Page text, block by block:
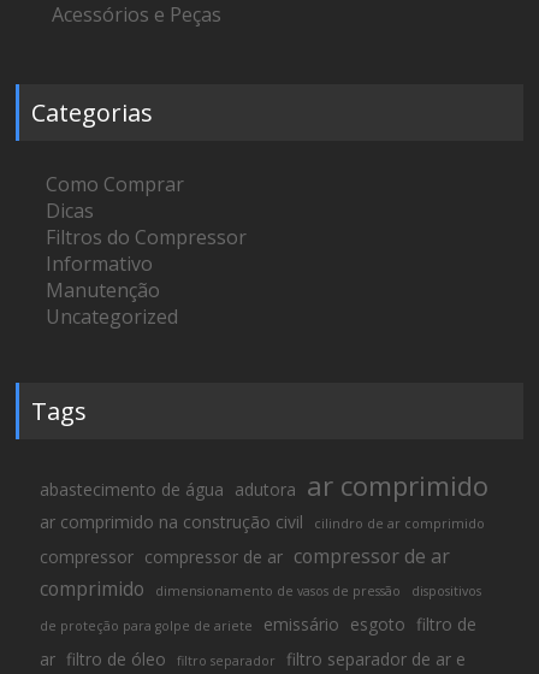
Acessórios e Peças
Categorias
Como Comprar
Dicas
Filtros do Compressor
Informativo
Manutenção
Uncategorized
Tags
abastecimento de água adutora ar comprimido
ar comprimido na construção civil cilindro de ar comprimido
compressor compressor de ar compressor de ar
comprimido
dimensionamento de vasos de pressão dispositivos
de proteção para golpe de ariete emissário esgoto filtro de
ar filtro de óleo filtro separador
filtro separador de ar e